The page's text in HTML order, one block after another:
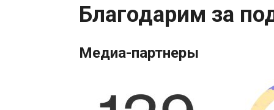
Благодарим за
Медиа-партнеры